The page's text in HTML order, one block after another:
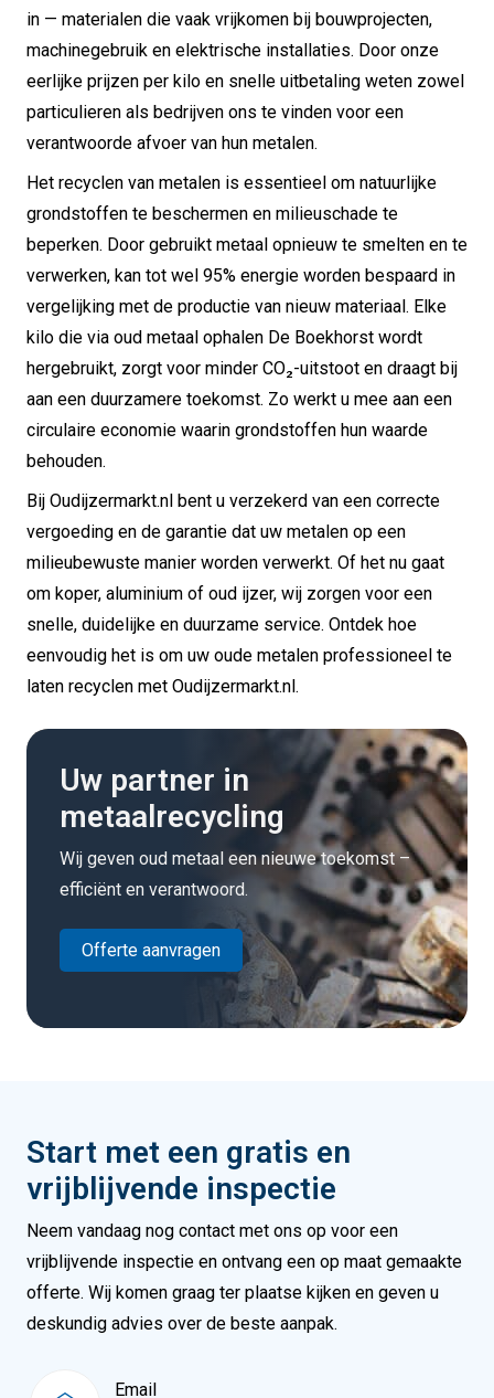
in — materialen die vaak vrijkomen bij bouwprojecten,
machinegebruik en elektrische installaties. Door onze
eerlijke prijzen per kilo en snelle uitbetaling weten zowel
particulieren als bedrijven ons te vinden voor een
verantwoorde afvoer van hun metalen.
Het recyclen van metalen is essentieel om natuurlijke
grondstoffen te beschermen en milieuschade te
beperken. Door gebruikt metaal opnieuw te smelten en te
verwerken, kan tot wel 95% energie worden bespaard in
vergelijking met de productie van nieuw materiaal. Elke
kilo die via oud metaal ophalen De Boekhorst wordt
hergebruikt, zorgt voor minder CO₂-uitstoot en draagt bij
aan een duurzamere toekomst. Zo werkt u mee aan een
circulaire economie waarin grondstoffen hun waarde
behouden.
Bij Oudijzermarkt.nl bent u verzekerd van een correcte
vergoeding en de garantie dat uw metalen op een
milieubewuste manier worden verwerkt. Of het nu gaat
om koper, aluminium of oud ijzer, wij zorgen voor een
snelle, duidelijke en duurzame service. Ontdek hoe
eenvoudig het is om uw oude metalen professioneel te
laten recyclen met Oudijzermarkt.nl.
Uw partner in
metaalrecycling
Wij geven oud metaal een nieuwe toekomst –
efficiënt en verantwoord.
Offerte aanvragen
Start met een gratis en
vrijblijvende inspectie
Neem vandaag nog contact met ons op voor een
vrijblijvende inspectie en ontvang een op maat gemaakte
offerte. Wij komen graag ter plaatse kijken en geven u
deskundig advies over de beste aanpak.
Email